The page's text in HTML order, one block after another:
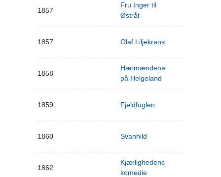
1857
Fru Inger til
Østråt
1857 Olaf Liljekrans
1858
Hærmændene
på Helgeland
1859 Fjeldfuglen
1860 Svanhild
1862
Kjærlighedens
komedie